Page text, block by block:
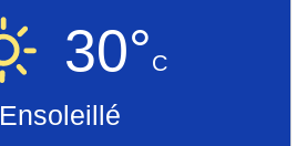
30°C
Ensoleillé